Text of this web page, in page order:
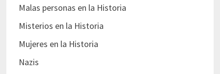
Malas personas en la Historia
Misterios en la Historia
Mujeres en la Historia
Nazis